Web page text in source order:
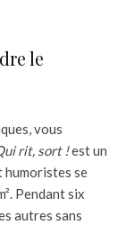
le
vous
rit, sort !est un
humoristes se
Pendant six
autres sans